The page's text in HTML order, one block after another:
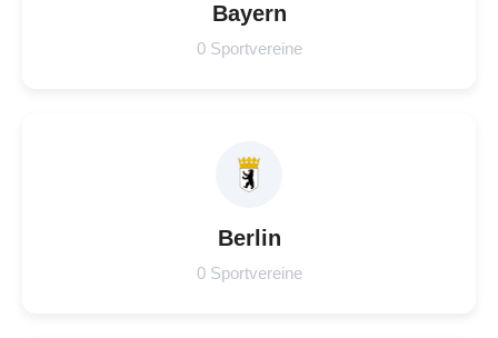
Bayern
0 Sportvereine
Berlin
0 Sportvereine